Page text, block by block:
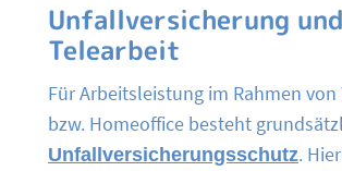
Unfallversicherung und
Telearbeit
Für Arbeitsleistung im Rahmen
bzw. Homeoffice besteht
Unfallversicherungsschutz.